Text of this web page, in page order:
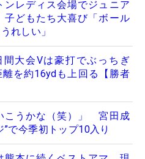
ンレディス会場でジュニア
どもたち大喜び「ボール
れしい」
大会Vは豪打でぶっちぎ
を約16ydも上回る【勝者
こうかな（笑）」 宮田成
で今季初トップ10入り